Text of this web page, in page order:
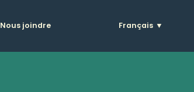
Nous joindre Français ▼